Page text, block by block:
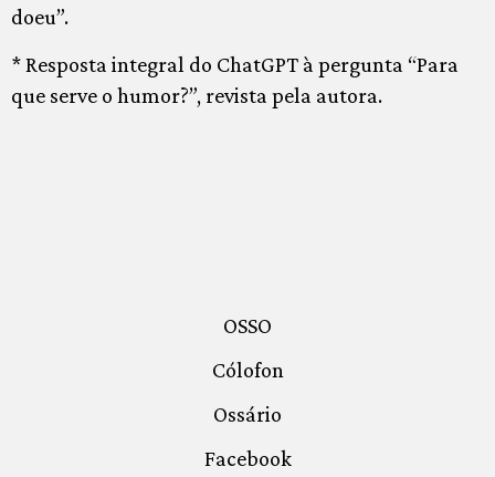
doeu”.
* Resposta integral do ChatGPT à pergunta “Para
que serve o humor?”, revista pela autora.
OSSO
Cólofon
Ossário
Facebook